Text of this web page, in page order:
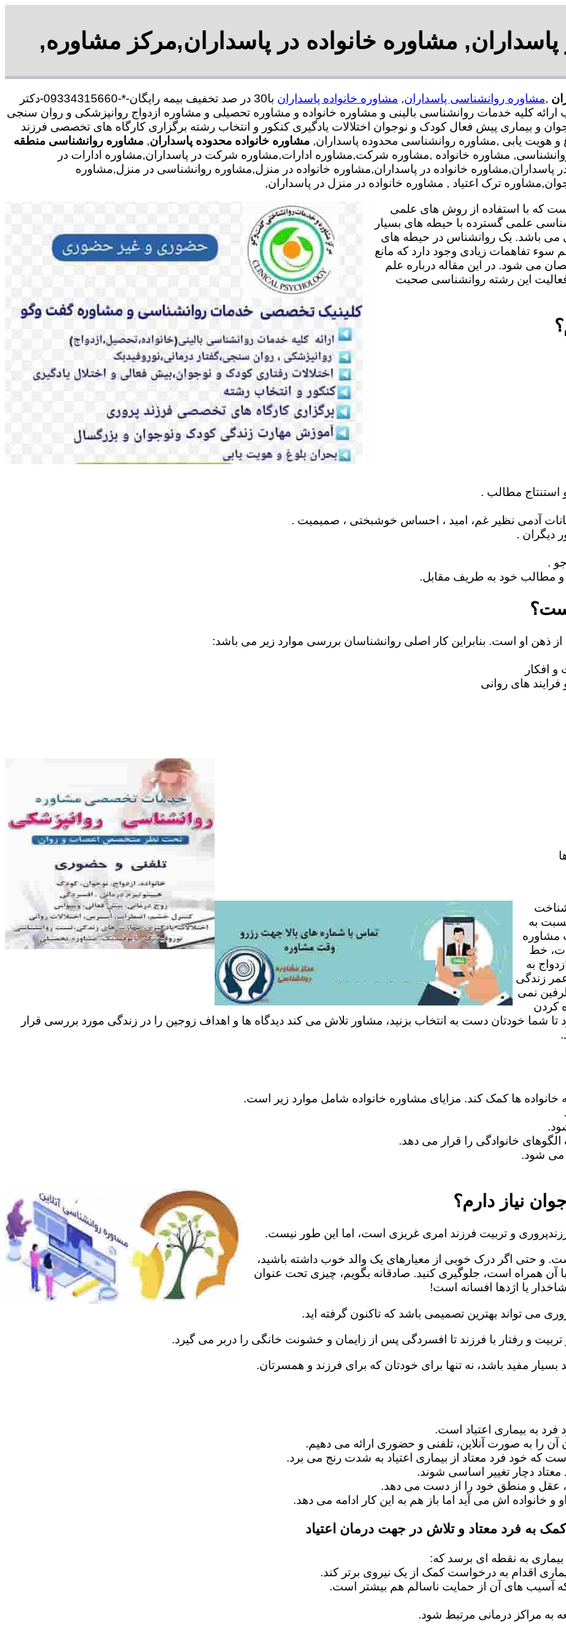
مشاوره خانواده در پاسداران,مرکز مشاوره,
,مشاوره روانشناسی پاسداران, مشاوره خانواده پاسداران
با30 در صد تخفیف بیمه رایگان-*-09334315660-دکتر
کلیه خدمات روانشناسی بالینی و مشاوره خانواده و مشاوره تحصیلی و مشاوره ازدواج روانپزشکی و روان سنجی
و بیماری پیش فعال کودک و نوجوان اختلالات یادگیری کنکور و انتخاب رشته برگزاری کارگاه های تخصصی فرزند
هویت یابی ,مشاوره روانشناسی محدوده پاسداران, مشاوره خانواده محدوده پاسداران, مشاوره روانشناسی منطقه
مشاوره خانواده ,مشاوره شرکت,مشاوره ادارات,مشاوره شرکت در پاسداران,مشاوره ادارات در
پاسداران,مشاوره خانواده در پاسداران,مشاوره خانواده در منزل,مشاوره روانشناسی در منزل,مشاوره
ترک اعتیاد , مشاوره خانواده در منزل در پاسداران,
که با استفاده از روش های علمی
علمی گسترده با حیطه های بسیار
می باشد. یک روانشناس در حیطه های
سوء تفاهمات زیادی وجود دارد که مانع
می شود. در این مقاله درباره علم
این رشته روانشناسی صحبت
از ذهن او است. بنابراین کار اصلی روانشناسان بررسی موارد زیر می باشد:
افکار
های روانی
به
مشاوره
خط
به
زندگی
نمی
کردن
شما خودتان دست به انتخاب بزنید، مشاور تلاش می کند دیدگاه ها و اهداف زوجین را در زندگی مورد بررسی قرار
خانواده ها کمک کند. مزایای مشاوره خانواده شامل موارد زیر است.
خانوادگی را قرار می دهد.
می شود.
نیاز دارم؟
و تربیت فرزند امری غریزی است، اما این طور نیست.
و حتی اگر درک خوبی از معیارهای یک والد خوب داشته باشید،
آن همراه است، جلوگیری کنید. صادقانه بگویم، چیزی تحت عنوان
یا اژدها افسانه است!
می تواند بهترین تصمیمی باشد که تاکنون گرفته اید.
و رفتار با فرزند تا افسردگی پس از زایمان و خشونت خانگی را دربر می گیرد.
مفید باشد، نه تنها برای خودتان که برای فرزند و همسرتان.
به بیماری اعتیاد است.
را به صورت آنلاین، تلفنی و حضوری ارائه می دهیم.
است که خود فرد معتاد از بیماری اعتیاد به شدت رنج می برد.
دچار تغییر اساسی شوند.
عقل و منطق خود را از دست می دهد.
خانواده اش می آید اما باز هم به این کار ادامه می دهد.
به فرد معتاد و تلاش در جهت درمان اعتیاد
بیماری به نقطه ای برسد که:
بیماری اقدام به درخواست کمک از یک نیروی برتر کند.
آسیب های آن از حمایت ناسالم هم بیشتر است.
به مراکز درمانی مرتبط شود.